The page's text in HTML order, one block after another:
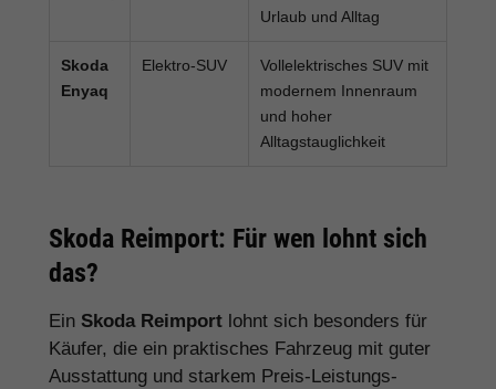
Urlaub und Alltag
Skoda
Enyaq
Elektro-SUV
Vollelektrisches SUV mit
modernem Innenraum
und hoher
Alltagstauglichkeit
Skoda Reimport: Für wen lohnt sich
das?
Ein Skoda Reimport lohnt sich besonders für
Käufer, die ein praktisches Fahrzeug mit guter
Ausstattung und starkem Preis-Leistungs-